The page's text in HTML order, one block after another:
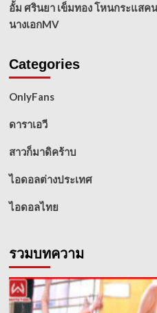
อั้ม ศรินยา เข็มทอง โหนกระแสค
นางเอกMV
Categories
OnlyFans
ดาราเอวี
สาวก็มาดิคร้าบ
ไอดอลต่างประเทศ
ไอดอลไทย
รวมบทความ